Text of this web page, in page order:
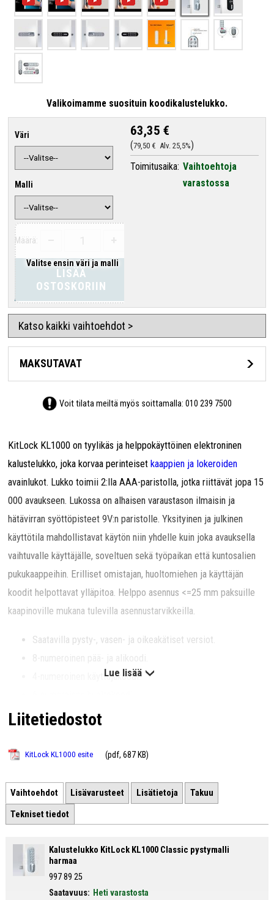
Valikoimamme suosituin koodikalustelukko.
Väri
Malli
Valitse ensin väri ja malli
Määrä:
LISÄÄ
OSTOSKORIIN
63,35 €
79,50 € Alv. 25,5%
Toimitusaika: Vaihtoehtoja
varastossa
Katso kaikki vaihtoehdot >
MAKSUTAVAT
Voit tilata meiltä myös soittamalla:010 239 7500
KitLock KL1000 on tyylikäs ja helppokäyttöinen elektroninen
kalustelukko, joka korvaa perinteiset kaappien ja lokeroiden
avainlukot. Lukko toimii 2:lla AAA-paristolla, jotka riittävät jopa 15
000 avaukseen. Lukossa on alhaisen varaustason ilmaisin ja
hätävirran syöttöpisteet 9V:n paristolle. Yksityinen ja julkinen
käyttötila mahdollistavat käytön niin yhdelle kuin joka avauksella
vaihtuvalle käyttäjälle, soveltuen sekä työpaikan että kuntosalien
pukukaappeihin. Erilliset omistajan, huoltomiehen ja käyttäjän
koodit helpottavat ylläpitoa. Helppo asennus <=25 mm paksuille
kaapinoville mukana tulevilla asennustarvikkeilla.
Saatavilla pysty-, vasen- ja oikeakätiset versiot.
4-numeroinen käyttäjäkoodi.
IP55-luokitus, kun asennettu
Lue lisää
Liitetiedostot
KitLock KL1000 esite (pdf, 687 KB)
Vaihtoehdot Lisävarusteet Lisätietoja
Takuu
Tekniset tiedot
Kalustelukko KitLock KL1000 Classic pystymalli
harmaa
997 89 25
Saatavuus: Heti varastosta